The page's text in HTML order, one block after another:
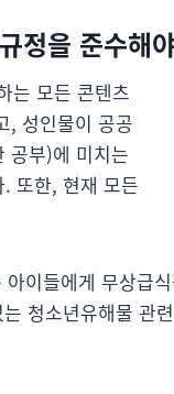
정을 준수해
는 모든 콘텐츠
, 성인물이 공공
공부)에 미치는
또한, 현재 모든
이들에게 무상급
청소년유해물 관